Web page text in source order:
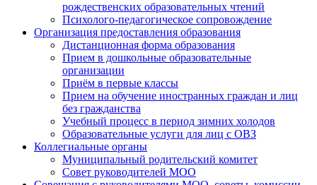
рождественских образовательных чтений
Психолого-педагогическое сопровождение
Организация предоставления образования
Дистанционная форма образования
Прием в дошкольные образовательные
организации
Приём в первые классы
Прием на обучение иностранных граждан и лиц
без гражданства
Учебный процесс в период зимних холодов
Образовательные услуги для лиц с ОВЗ
Коллегиальные органы
Муниципальный родительский комитет
Совет руководителей МОО